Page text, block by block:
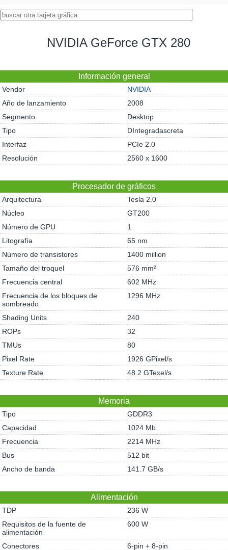
NVIDIA GeForce GTX 280
Información general
Vendor
NVIDIA
Año de lanzamiento
2008
Segmento
Desktop
Tipo
DIntegradascreta
Interfaz
PCIe 2.0
Resolución
2560 x 1600
Procesador de gráficos
Arquitectura
Tesla 2.0
Núcleo
GT200
Número de GPU
1
Litografía
65 nm
Número de transistores
1400 million
Tamaño del troquel
576 mm²
Frecuencia central
602 MHz
Frecuencia de los bloques de
sombreado
1296 MHz
Shading Units
240
ROPs
32
TMUs
80
Pixel Rate
1926 GPixel/s
Texture Rate
48.2 GTexel/s
Memoria
Tipo
GDDR3
Capacidad
1024 Mb
Frecuencia
2214 MHz
Bus
512 bit
Ancho de banda
141.7 GB/s
Alimentación
TDP
236 W
Requisitos de la fuente de
alimentación
600 W
Conectores 6-pin + 8-pin